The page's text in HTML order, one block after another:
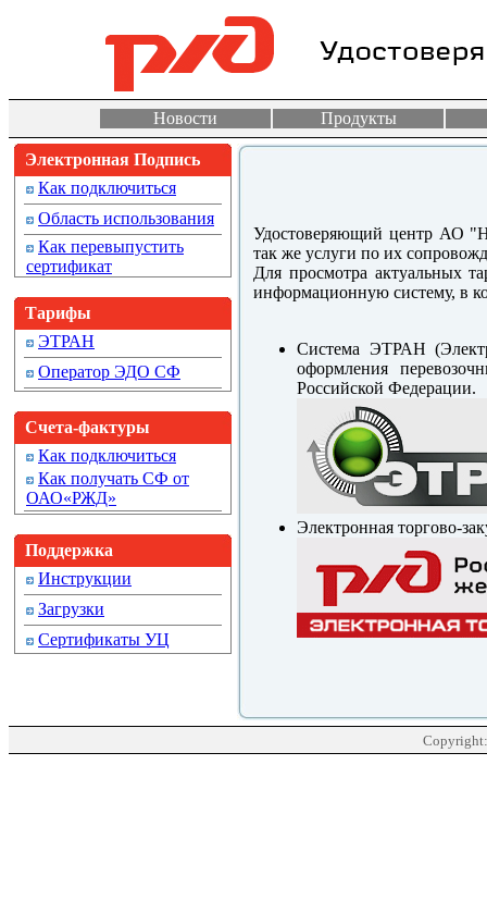
Новости Продукты
Электронная Подпись
Как подключиться
Область использования
Как перевыпустить
сертификат
Тарифы
ЭТРАН
Оператор ЭДО СФ
Счета-фактуры
Как подключиться
Как получать СФ от
ОАО«РЖД»
Поддержка
Инструкции
Загрузки
Сертификаты УЦ
Удостоверяющий центр АО
так же услуги по их
Для просмотра актуальных
информационную систему, в
Система ЭТРАН
оформления
Российской Федерации.
Электронная торгово-